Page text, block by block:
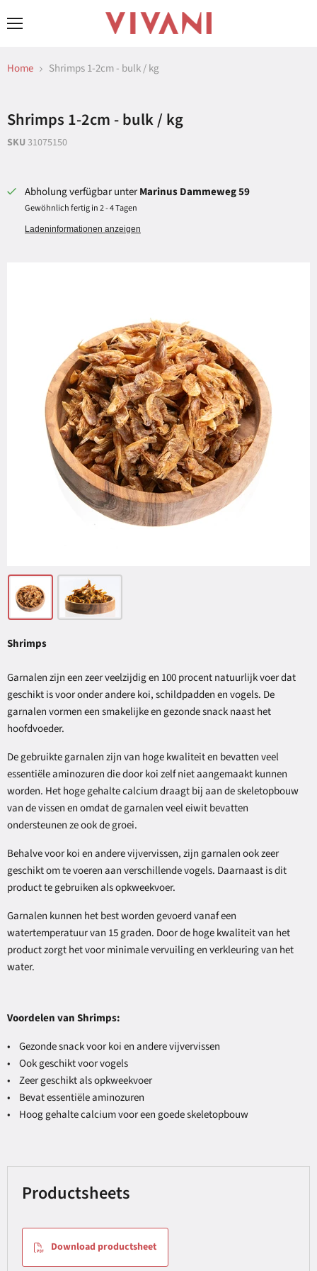
Home Shrimps 1-2cm - bulk / kg
Shrimps 1-2cm - bulk / kg
SKU31075150
Abholung verfügbar unterMarinus Dammeweg 59
Gewöhnlich fertig in 2 - 4 Tagen
Ladeninformationen anzeigen
Shrimps
Garnalen zijn een zeer veelzijdig en 100 procent natuurlijk voer dat
geschikt is voor onder andere koi, schildpadden en vogels. De
garnalen vormen een smakelijke en gezonde snack naast het
hoofdvoeder.
De gebruikte garnalen zijn van hoge kwaliteit en bevatten veel
essentiële aminozuren die door koi zelf niet aangemaakt kunnen
worden. Het hoge gehalte calcium draagt bij aan de skeletopbouw
van de vissen en omdat de garnalen veel eiwit bevatten
ondersteunen ze ook de groei.
Behalve voor koi en andere vijvervissen, zijn garnalen ook zeer
geschikt om te voeren aan verschillende vogels. Daarnaast is dit
product te gebruiken als opkweekvoer.
Garnalen kunnen het best worden gevoerd vanaf een
watertemperatuur van 15 graden. Door de hoge kwaliteit van het
product zorgt het voor minimale vervuiling en verkleuring van het
water.
Voordelen van Shrimps:
• Gezonde snack voor koi en andere vijvervissen
• Ook geschikt voor vogels
• Zeer geschikt als opkweekvoer
• Bevat essentiële aminozuren
• Hoog gehalte calcium voor een goede skeletopbouw
Productsheets
Download productsheet